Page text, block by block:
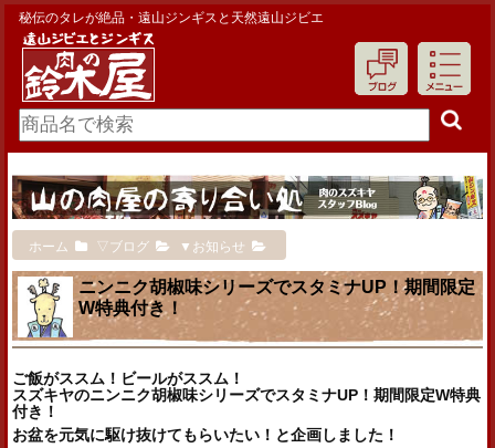
秘伝のタレが絶品・遠山ジンギスと天然遠山ジビエ
ホーム ▽ブログ ▼お知らせ
ニンニク胡椒味シリーズでスタミナUP！期間限定
W特典付き！
ご飯がススム！ビールがススム！
スズキヤのニンニク胡椒味シリーズでスタミナUP！期間限定W特典
付き！
お盆を元気に駆け抜けてもらいたい！と企画しました！